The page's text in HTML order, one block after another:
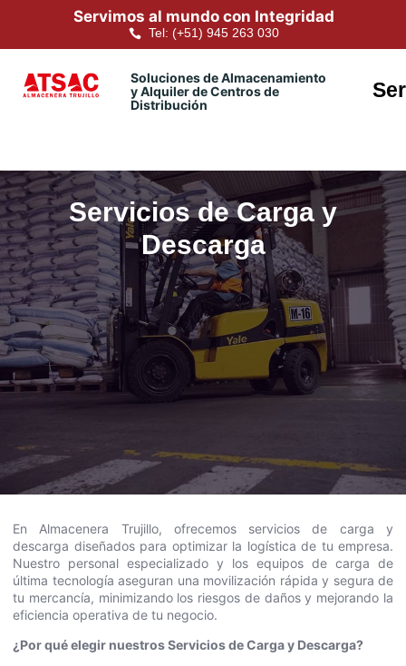
Servimos al mundo con Integridad
Tel: (+51) 945 263 030
Soluciones de Almacenamiento
y Alquiler de Centros de
Distribución
Servicios de Carga y
Descarga
En Almacenera Trujillo, ofrecemos servicios de carga y
descarga diseñados para optimizar la logística de tu empresa.
Nuestro personal especializado y los equipos de carga de
última tecnología aseguran una movilización rápida y segura de
tu mercancía, minimizando los riesgos de daños y mejorando la
eficiencia operativa de tu negocio.
¿Por qué elegir nuestros Servicios de Carga y Descarga?